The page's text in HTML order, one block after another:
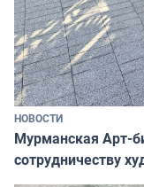
НОВОСТИ
Мурманская Арт-
сотрудничеству